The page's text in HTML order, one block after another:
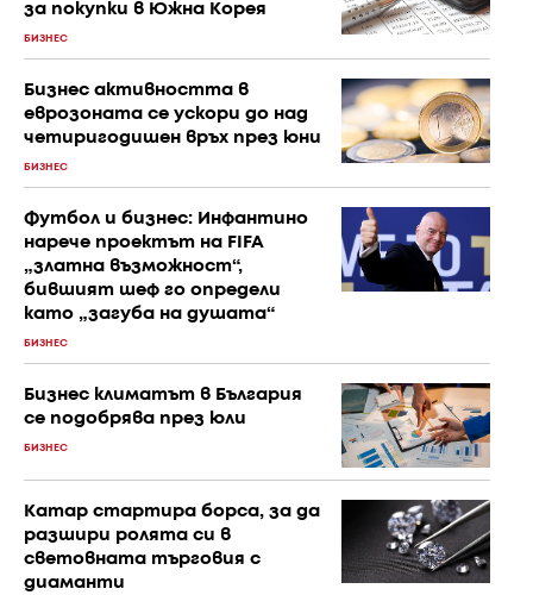
за покупки в Южна Корея
БИЗНЕС
Бизнес активността в
еврозоната се ускори до над
четиригодишен връх през юни
БИЗНЕС
Футбол и бизнес: Инфантино
нарече проектът на FIFA
„златна възможност“,
бившият шеф го определи
като „загуба на душата“
БИЗНЕС
Бизнес климатът в България
се подобрява през юли
БИЗНЕС
Катар стартира борса, за да
разшири ролята си в
световната търговия с
диаманти